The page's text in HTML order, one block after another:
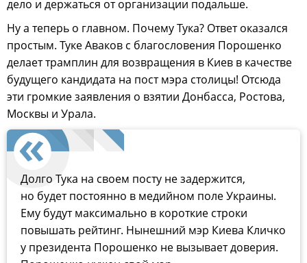
дело и держаться от организации подальше.
Ну а теперь о главном. Почему Тука? Ответ оказался
простым. Туке Аваков с благословения Порошенко
делает трамплин для возвращения в Киев в качестве
будущего кандидата на пост мэра столицы! Отсюда
эти громкие заявления о взятии Донбасса, Ростова,
Москвы и Урала.
Долго Тука на своем посту не задержится,
но будет постоянно в медийном поле Украины.
Ему будут максимально в короткие строки
повышать рейтинг. Нынешний мэр Киева Кличко
у президента Порошенко не вызывает доверия.